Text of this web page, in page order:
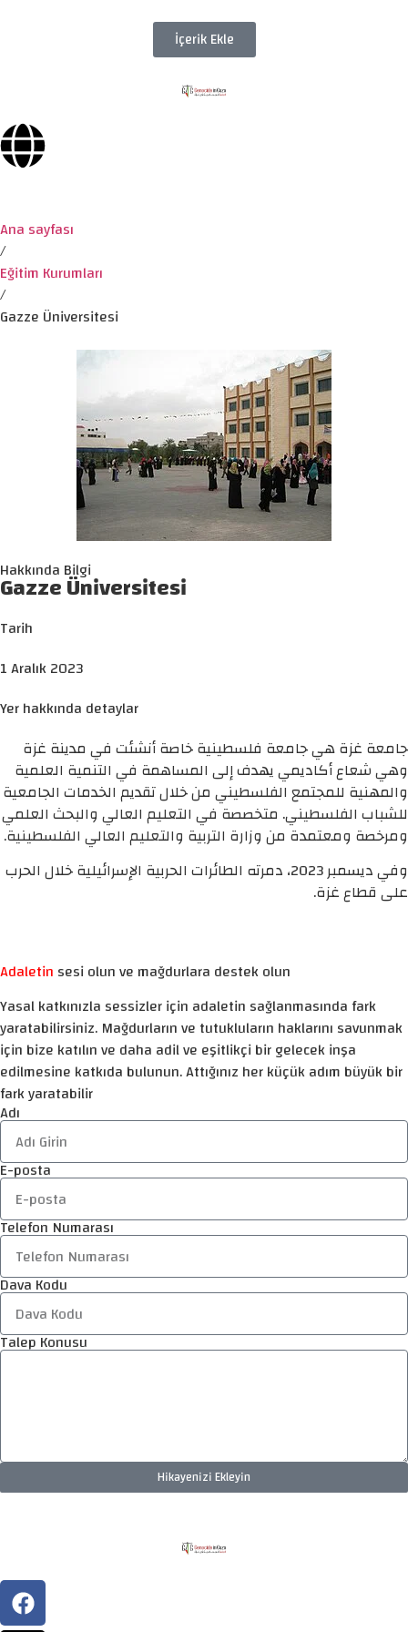
İçerik Ekle
Ana sayfası
/
Eğitim Kurumları
/
Gazze Üniversitesi
Hakkında Bilgi
Gazze Üniversitesi
Tarih
1 Aralık 2023
Yer hakkında detaylar
جامعة غزة هي جامعة فلسطينية خاصة أنشئت في مدينة غزة
وهي شعاع أكاديمي يهدف إلى المساهمة في التنمية العلمية
والمهنية للمجتمع الفلسطيني من خلال تقديم الخدمات الجامعية
للشباب الفلسطيني. متخصصة في التعليم العالي والبحث العلمي
ومرخصة ومعتمدة من وزارة التربية والتعليم العالي الفلسطينية.
وفي ديسمبر 2023، دمرته الطائرات الحربية الإسرائيلية خلال الحرب
على قطاع غزة.
Adaletin sesi olun ve mağdurlara destek olun
Yasal katkınızla sessizler için adaletin sağlanmasında fark
yaratabilirsiniz. Mağdurların ve tutukluların haklarını savunmak
için bize katılın ve daha adil ve eşitlikçi bir gelecek inşa
edilmesine katkıda bulunun. Attığınız her küçük adım büyük bir
fark yaratabilir
Adı
E-posta
Telefon Numarası
Dava Kodu
Talep Konusu
Hikayenizi Ekleyin